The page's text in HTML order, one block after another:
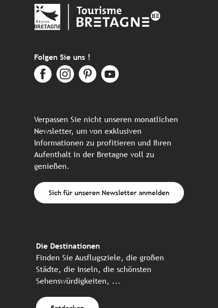
Folgen Sie uns !
Verpassen Sie nicht unseren monatlichen
Newsletter, um von exklusiven
Informationen zu profitieren und Ihren
Aufenthalt in der Bretagne voll zu
genießen.
Sich für unseren Newsletter anmelden
Die Destinationen
Finden Sie Ausflugsziele, die großen
Städte, die Inseln, die schönsten
Sehenswürdigkeiten, ...